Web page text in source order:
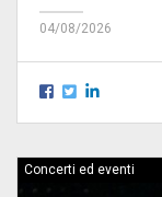
04/08/2026
Concerti ed eventi